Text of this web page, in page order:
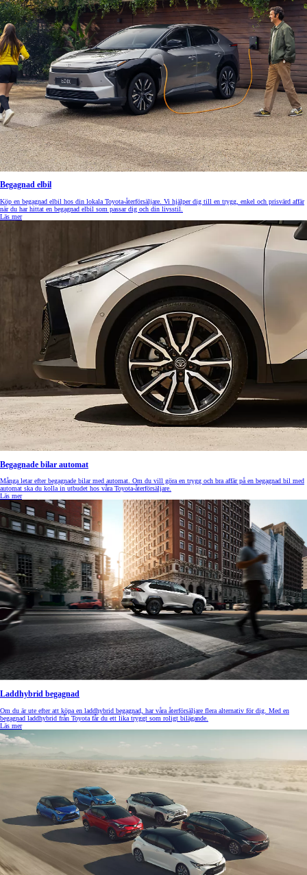
Begagnad elbil
Köp en begagnad elbil hos din lokala Toyota-återförsäljare. Vi hjälper dig till en trygg, enkel och prisvärd affär
när du har hittat en begagnad elbil som passar dig och din livsstil.
Läs mer
Begagnade bilar automat
Många letar efter begagnade bilar med automat. Om du vill göra en trygg och bra affär på en begagnad bil med
automat ska du kolla in utbudet hos våra Toyota-återförsäljare.
Läs mer
Laddhybrid begagnad
Om du är ute efter att köpa en laddhybrid begagnad, har våra återförsäljare flera alternativ för dig. Med en
begagnad laddhybrid från Toyota får du ett lika tryggt som roligt bilägande.
Läs mer